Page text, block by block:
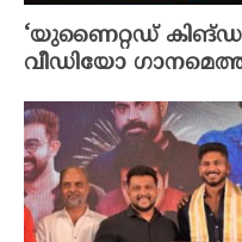
‘യുണൈറ്റഡ്
വീഡിയോ